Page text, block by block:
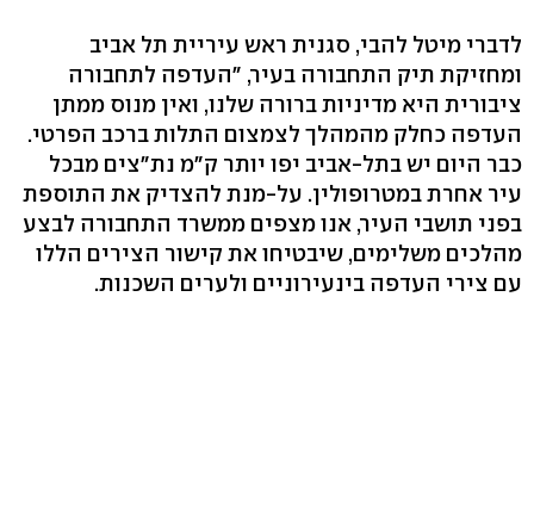
לדברי מיטל להבי, סגנית ראש עיריית תל אביב
ומחזיקת תיק התחבורה בעיר, "העדפה לתחבורה
ציבורית היא מדיניות ברורה שלנו, ואין מנוס ממתן
העדפה כחלק מהמהלך לצמצום התלות ברכב הפרטי.
כבר היום יש בתל-אביב יפו יותר ק"מ נת"צים מבכל
עיר אחרת במטרופולין. על-מנת להצדיק את התוספת
בפני תושבי העיר, אנו מצפים ממשרד התחבורה לבצע
מהלכים משלימים, שיבטיחו את קישור הצירים הללו
עם צירי העדפה בינעירוניים ולערים השכנות.